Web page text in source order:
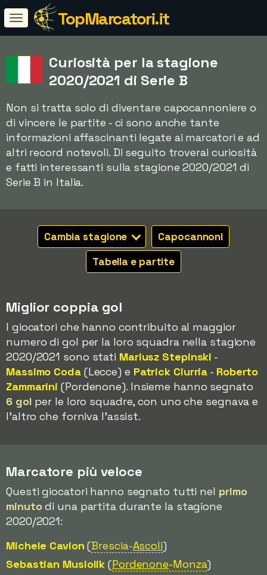
TopMarcatori.it
Curiosità per la stagione
2020/2021 di Serie B
Non si tratta solo di diventare capocannoniere o
di vincere le partite - ci sono anche tante
informazioni affascinanti legate ai marcatori e ad
altri record notevoli. Di seguito troverai curiosità
e fatti interessanti sulla stagione 2020/2021 di
Serie B in Italia.
Cambia stagione
Capocannoni
Tabella e partite
Miglior coppia gol
I giocatori che hanno contribuito al maggior
numero di gol per la loro squadra nella stagione
2020/2021 sono stati Mariusz Stepinski -
Massimo Coda(Lecce) e Patrick Ciurria - Roberto
Zammarini (Pordenone). Insieme hanno segnato
6 gol per le loro squadre, con uno che segnava e
l'altro che forniva l'assist.
Marcatore più veloce
Questi giocatori hanno segnato tutti nel primo
minutodi una partita durante la stagione
2020/2021:
Michele Cavion (Brescia-Ascoli)
Sebastian Musiolik (Pordenone-Monza)